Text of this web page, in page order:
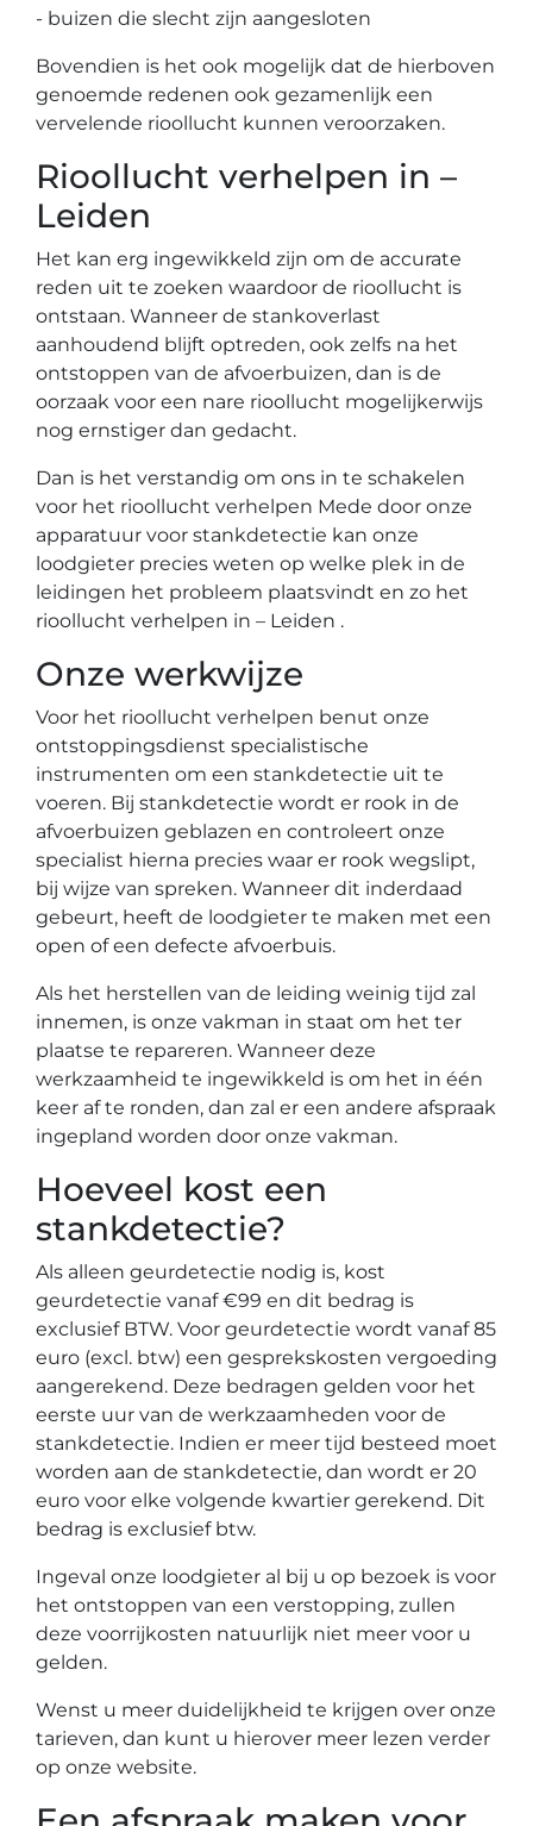
- buizen die slecht zijn aangesloten
Bovendien is het ook mogelijk dat de hierboven
genoemde redenen ook gezamenlijk een
vervelende rioollucht kunnen veroorzaken.
Rioollucht verhelpen in –
Leiden
Het kan erg ingewikkeld zijn om de accurate
reden uit te zoeken waardoor de rioollucht is
ontstaan. Wanneer de stankoverlast
aanhoudend blijft optreden, ook zelfs na het
ontstoppen van de afvoerbuizen, dan is de
oorzaak voor een nare rioollucht mogelijkerwijs
nog ernstiger dan gedacht.
Dan is het verstandig om ons in te schakelen
voor het rioollucht verhelpen Mede door onze
apparatuur voor stankdetectie kan onze
loodgieter precies weten op welke plek in de
leidingen het probleem plaatsvindt en zo het
rioollucht verhelpen in – Leiden .
Onze werkwijze
Voor het rioollucht verhelpen benut onze
ontstoppingsdienst specialistische
instrumenten om een stankdetectie uit te
voeren. Bij stankdetectie wordt er rook in de
afvoerbuizen geblazen en controleert onze
specialist hierna precies waar er rook wegslipt,
bij wijze van spreken. Wanneer dit inderdaad
gebeurt, heeft de loodgieter te maken met een
open of een defecte afvoerbuis.
Als het herstellen van de leiding weinig tijd zal
innemen, is onze vakman in staat om het ter
plaatse te repareren. Wanneer deze
werkzaamheid te ingewikkeld is om het in één
keer af te ronden, dan zal er een andere afspraak
ingepland worden door onze vakman.
Hoeveel kost een
stankdetectie?
Als alleen geurdetectie nodig is, kost
geurdetectie vanaf €99 en dit bedrag is
exclusief BTW. Voor geurdetectie wordt vanaf 85
euro (excl. btw) een gesprekskosten vergoeding
aangerekend. Deze bedragen gelden voor het
eerste uur van de werkzaamheden voor de
stankdetectie. Indien er meer tijd besteed moet
worden aan de stankdetectie, dan wordt er 20
euro voor elke volgende kwartier gerekend. Dit
bedrag is exclusief btw.
Ingeval onze loodgieter al bij u op bezoek is voor
het ontstoppen van een verstopping, zullen
deze voorrijkosten natuurlijk niet meer voor u
gelden.
Wenst u meer duidelijkheid te krijgen over onze
tarieven, dan kunt u hierover meer lezen verder
op onze website.